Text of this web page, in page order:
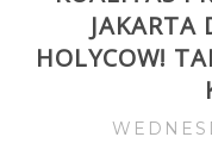
JAKARTA
HOLYCOW!